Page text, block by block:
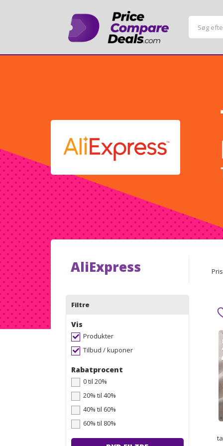
AliExpress
Filtre
Vis
Produkter
Tilbud / kuponer
Rabatprocent
0 til 20%
20% til 40%
40% til 60%
60% til 80%
Pris